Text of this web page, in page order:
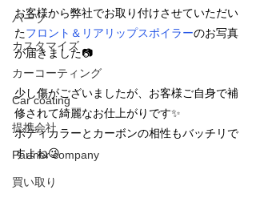
パーツ
カスタマイズ
カーコーティング
Car coating
提携会社
Partner company
買い取り
お客様から弊社でお取り付けさせていただい
たフロント＆リアリップスポイラーのお写真
が届きました📷
少し傷がございましたが、お客様ご自身で補
修されて綺麗なお仕上がりです✨
ボディカラーとカーボンの相性もバッチリで
すよね😉